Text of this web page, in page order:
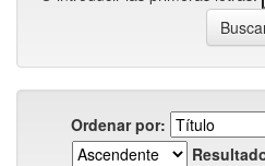
Ordenar por: